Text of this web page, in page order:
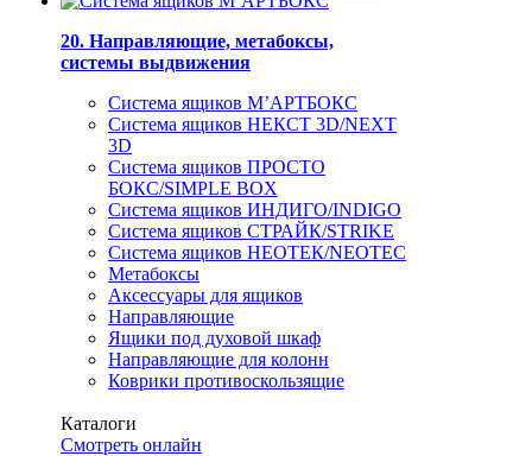
20. Направляющие, метабоксы,
системы выдвижения
Система ящиков М’АРТБОКС
Система ящиков НЕКСТ 3D/NEXT
3D
Система ящиков ПРОСТО
БОКС/SIMPLE BOX
Система ящиков ИНДИГО/INDIGO
Система ящиков СТРАЙК/STRIKE
Система ящиков НЕОТЕК/NEOTEC
Метабоксы
Аксессуары для ящиков
Направляющие
Ящики под духовой шкаф
Направляющие для колонн
Коврики противоскользящие
Каталоги
Смотреть онлайн